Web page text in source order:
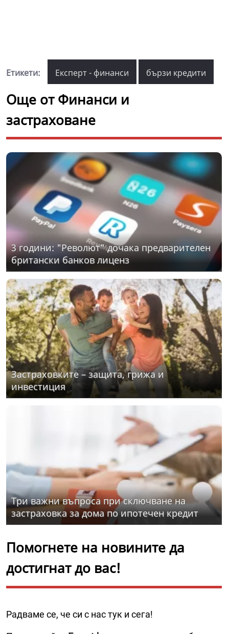
Етикети: Експерт - финанси бързи кредити
Още от Финанси и
застраховане
3 години: "Револют" дочака предварителен
британски банков лиценз
Застраховките – защита, грижа и
инвестиция
Три важни въпроса при сключване на
застраховка за дома по ипотечен кредит
Помогнете на новините да
достигнат до вас!
Радваме се, че си с нас тук и сега!